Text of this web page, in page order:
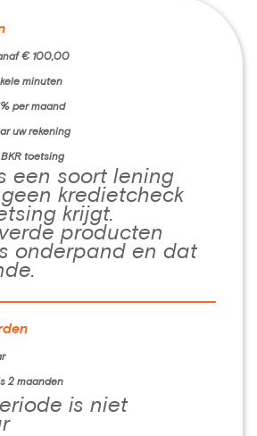
€ 100,00
minuten
per maand
uw rekening
toetsing
een soort lening
kredietcheck
krijgt.
producten
onderpand en dat
2 maanden
is niet